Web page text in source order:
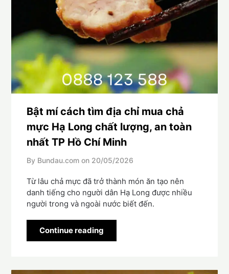
Bật mí cách tìm địa chỉ mua chả
mực Hạ Long chất lượng, an toàn
nhất TP Hồ Chí Minh
By Bundau.com on 20/05/2026
Từ lâu chả mực đã trở thành món ăn tạo nên
danh tiếng cho người dân Hạ Long được nhiều
người trong và ngoài nước biết đến.
Continue reading